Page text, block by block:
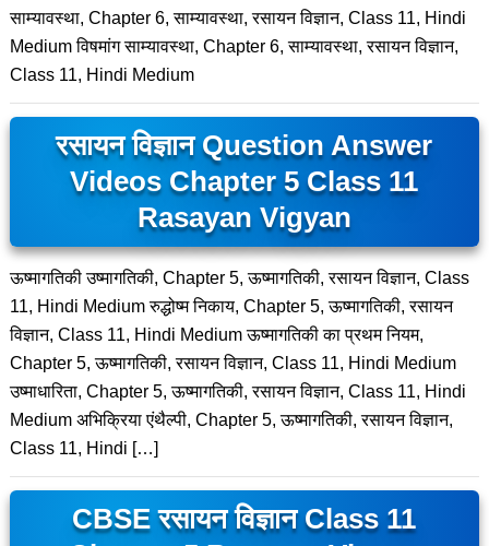
साम्यावस्था, Chapter 6, साम्यावस्था, रसायन विज्ञान, Class 11, Hindi
Medium विषमांग साम्यावस्था, Chapter 6, साम्यावस्था, रसायन विज्ञान,
Class 11, Hindi Medium
रसायन विज्ञान Question Answer
Videos Chapter 5 Class 11
Rasayan Vigyan
ऊष्मागतिकी उष्मागतिकी, Chapter 5, ऊष्मागतिकी, रसायन विज्ञान, Class
11, Hindi Medium रुद्धोष्म निकाय, Chapter 5, ऊष्मागतिकी, रसायन
विज्ञान, Class 11, Hindi Medium ऊष्मागतिकी का प्रथम नियम,
Chapter 5, ऊष्मागतिकी, रसायन विज्ञान, Class 11, Hindi Medium
उष्माधारिता, Chapter 5, ऊष्मागतिकी, रसायन विज्ञान, Class 11, Hindi
Medium अभिक्रिया एंथैल्पी, Chapter 5, ऊष्मागतिकी, रसायन विज्ञान,
Class 11, Hindi […]
CBSE रसायन विज्ञान Class 11